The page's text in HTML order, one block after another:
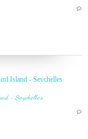
…
Island - Seychelles
…